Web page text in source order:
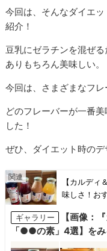
今回は、そんなダイエ
紹介！
豆乳にゼラチンを混ぜ
ありもちろん美味しい。
今回は、さまざまなフレ
どのフレーバーが一番
した！
ぜひ、ダイエット時のデ
【カルデ
味しさ！お
ギャラリー
【画像：
「●●の素」4選】をみ